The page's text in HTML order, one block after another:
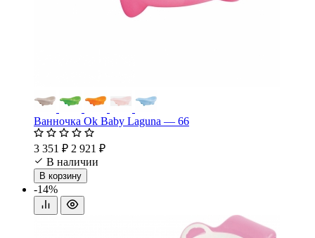
Ванночка Ok Baby Laguna — 66
3 351 ₽ 2 921 ₽
В наличии
В корзину
-14%